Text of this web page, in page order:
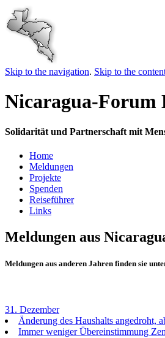
Skip to the navigation. Skip to the
Nicaragua-Forum
Solidarität und Partnerschaft mit
Home
Meldungen
Projekte
Spenden
Reiseführer
Links
Meldungen aus
Meldungen aus anderen Jahren finden sie
31. Dezember
Änderung des Haushalts angedroht,
Immer weniger Übereinstimmung